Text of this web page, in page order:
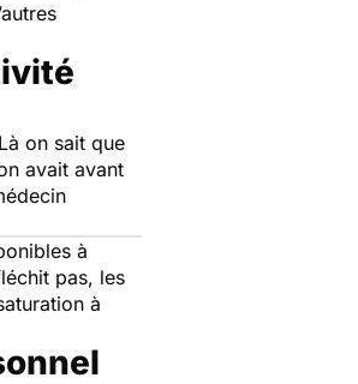
on sait que
avait avant
à
pas, les
à